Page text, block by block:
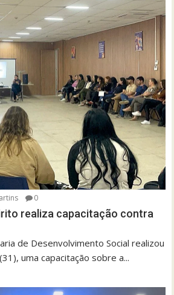
0
realiza capacitação contra
de Desenvolvimento Social realizou
uma capacitação sobre a...